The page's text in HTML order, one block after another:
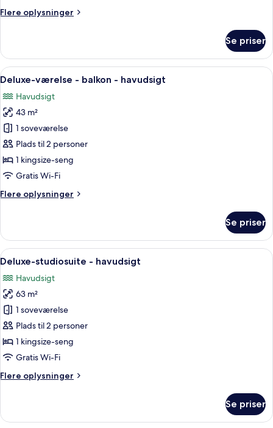
til
stueetage
Flere oplysninger
Flere
værelse
udsigt
pool
stueetage
Se priser
Indlæs
alle
billeder
af
Deluxe-
værelse
-
balkon
havudsigt
Et rummeligt soveværelse med en
13
Deluxe-værelse - balkon - havudsigt
Havudsigt
43 m²
1 soveværelse
Plads til 2 personer
1 kingsize-seng
Gratis Wi-Fi
Flere oplysninger
Flere
værelse
balkon
havudsigt
Se priser
Indlæs
alle
billeder
af
Deluxe-
studiosuite
-
havudsigt
Et værelse med havudsigt, en
14
Deluxe-studiosuite - havudsigt
Havudsigt
63 m²
1 soveværelse
Plads til 2 personer
1 kingsize-seng
Gratis Wi-Fi
Flere oplysninger
Flere
studiosuite
Se priser